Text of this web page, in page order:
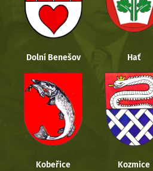
Dolní Benešov Hať
Kobeřice Kozmice